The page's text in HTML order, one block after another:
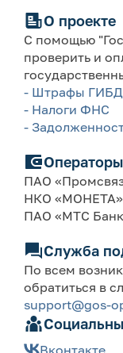
О проекте
С помощью
проверить и
- Штрафы
- Налоги ФНС
-
ПАО
НКО
ПАО «МТС
Служба
По всем
обратиться в
support@gos-
Вконтакте